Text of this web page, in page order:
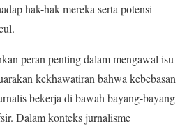
hak-hak mereka serta potensi
peran penting dalam mengawal isu
kekhawatiran bahwa kebebasan
bekerja di bawah bayang-bayang
Dalam konteks jurnalisme